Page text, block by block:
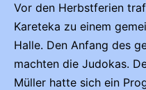
Vor den Herbstferien
Kareteka zu einem
Halle. Den Anfang des
machten die Judokas.
Müller hatte sich ein